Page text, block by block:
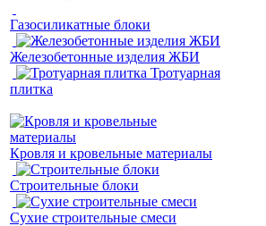
Газосиликатные блоки
Железобетонные изделия ЖБИ
Тротуарная
плитка
Кровля и кровельные материалы
Строительные блоки
Сухие строительные смеси